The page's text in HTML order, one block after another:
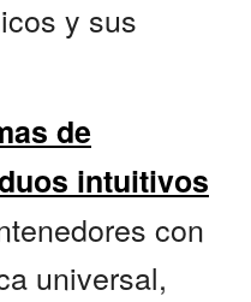
y sus
de
intuitivos
con
universal,